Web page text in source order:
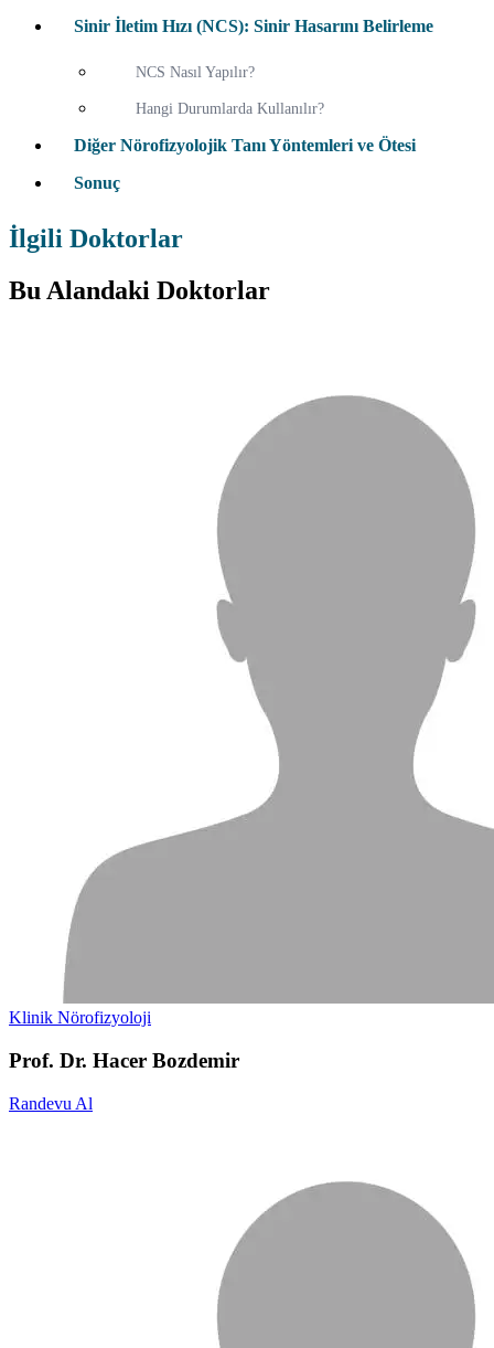
Sinir İletim Hızı (NCS): Sinir Hasarını Belirleme
NCS Nasıl Yapılır?
Hangi Durumlarda Kullanılır?
Diğer Nörofizyolojik Tanı Yöntemleri ve Ötesi
Sonuç
İlgili Doktorlar
Bu Alandaki Doktorlar
Klinik Nörofizyoloji
Prof. Dr. Hacer Bozdemir
Randevu Al